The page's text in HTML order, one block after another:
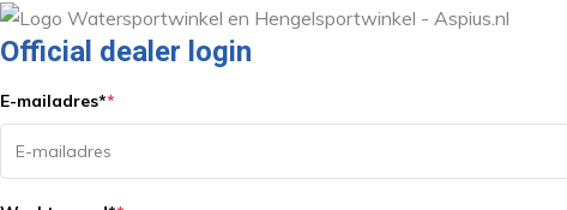
Official dealer login
E-mailadres**